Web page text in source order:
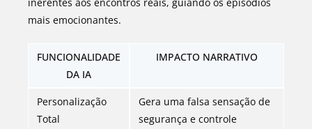
mais emocionantes.
FUNCIONALIDADE
DA IA
IMPACTO NARRATIVO
Personalização
Total
Gera uma falsa sensação de
segurança e controle